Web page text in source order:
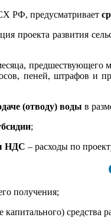
РФ, предусматривает
проекта развития
пеней, штрафов и
(отводу) воды в
;
НДС – расходы по
получения;
средства